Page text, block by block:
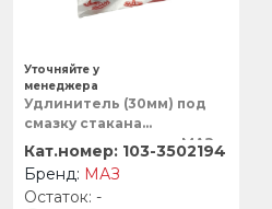
Удлинитель (30мм) под
смазку стакана
разжимного кулака, МАЗ
103-3502194
МАЗ
-
Уточняйте у
менеджера